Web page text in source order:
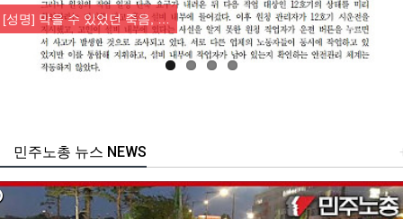
[성명] 막을 수 있었던 죽음, …
주노총 뉴스 NEWS